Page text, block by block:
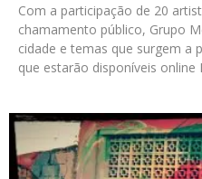
Com a participação de 20
chamamento público, Grupo
cidade e temas que surgem a
que estarão disponíveis online